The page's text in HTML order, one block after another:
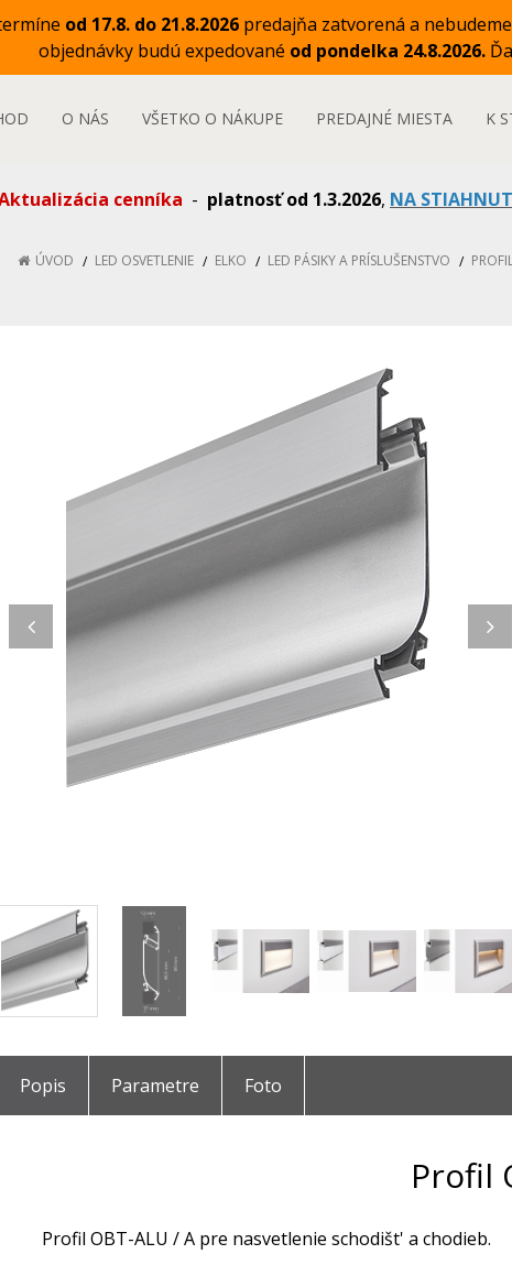
od 17.8. do 21.8.2026 predajňa zatvorená a
objednávky budú expedované od pondelka 24.8.2026.
O NÁS VŠETKO O NÁKUPE PREDAJNÉ MIESTA K
cenníka - platnosť od 1.3.2026, NA
ÚVOD LED OSVETLENIE ELKO LED PÁSIKY A PRÍSLUŠENSTVO
Popis Parametre Foto
Profil
Profil OBT-ALU / A pre nasvetlenie schodišt' a chodieb.